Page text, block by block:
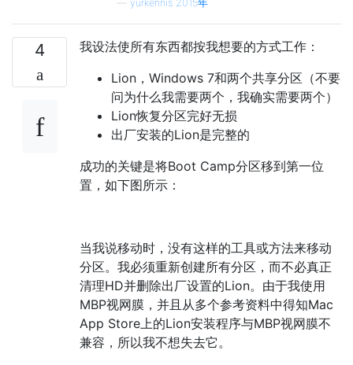
yurkennis 2015年
4
我设法使所有东西都按我想要的方式工作：
Lion，Windows 7和两个共享分区（不要
问为什么我需要两个，我确实需要两个）
Lion恢复分区完好无损
出厂安装的Lion是完整的
成功的关键是将Boot Camp分区移到第一位
置，如下图所示：
当我说移动时，没有这样的工具或方法来移动
分区。我必须重新创建所有分区，而不必真正
清理HD并删除出厂设置的Lion。由于我使用
MBP视网膜，并且从多个参考资料中得知Mac
App Store上的Lion安装程序与MBP视网膜不
兼容，所以我不想失去它。